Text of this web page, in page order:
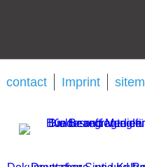
contact Imprint